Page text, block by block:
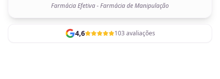
Farmácia Efetiva - Farmácia de Manipulação
4,6 103 avaliações